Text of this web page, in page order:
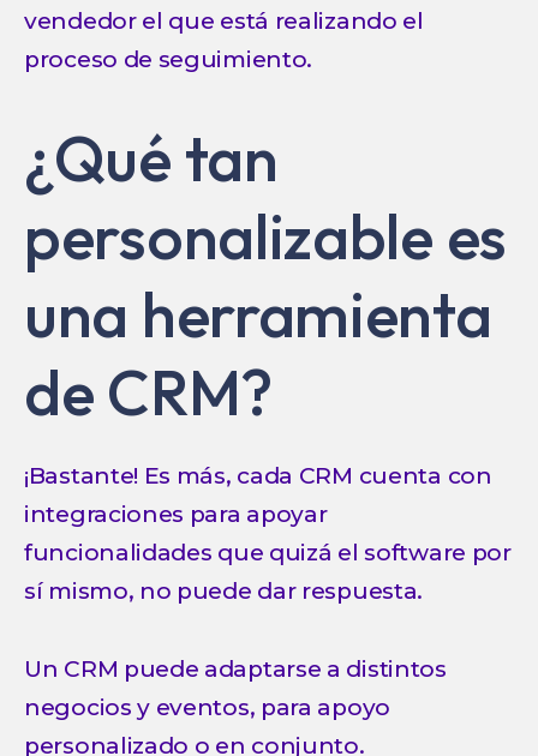
vendedor el que está realizando el
proceso de seguimiento.
¿Qué tan
personalizable es
una herramienta
de CRM?
¡Bastante! Es más, cada CRM cuenta con
integraciones para apoyar
funcionalidades que quizá el software por
sí mismo, no puede dar respuesta.
Un CRM puede adaptarse a distintos
negocios y eventos, para apoyo
personalizado o en conjunto.